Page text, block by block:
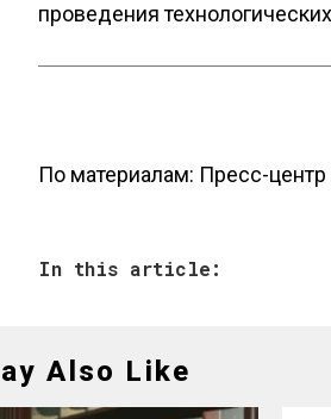
проведения
По материалам: Пресс-
In this article:
Also Like